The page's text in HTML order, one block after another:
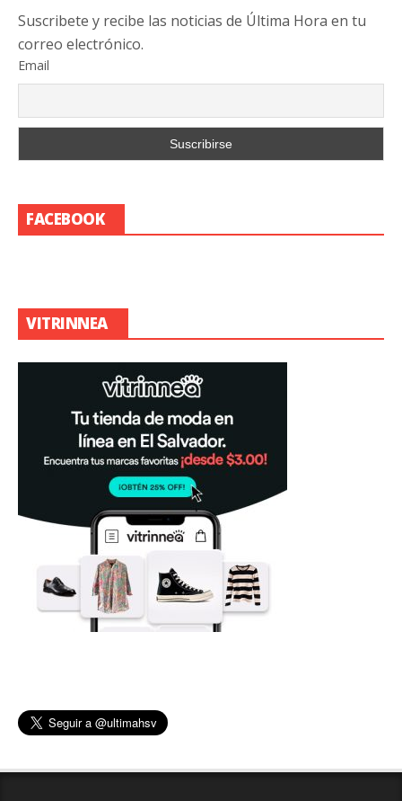
Suscribete y recibe las noticias de Última Hora en tu
correo electrónico.
Email
FACEBOOK
VITRINNEA